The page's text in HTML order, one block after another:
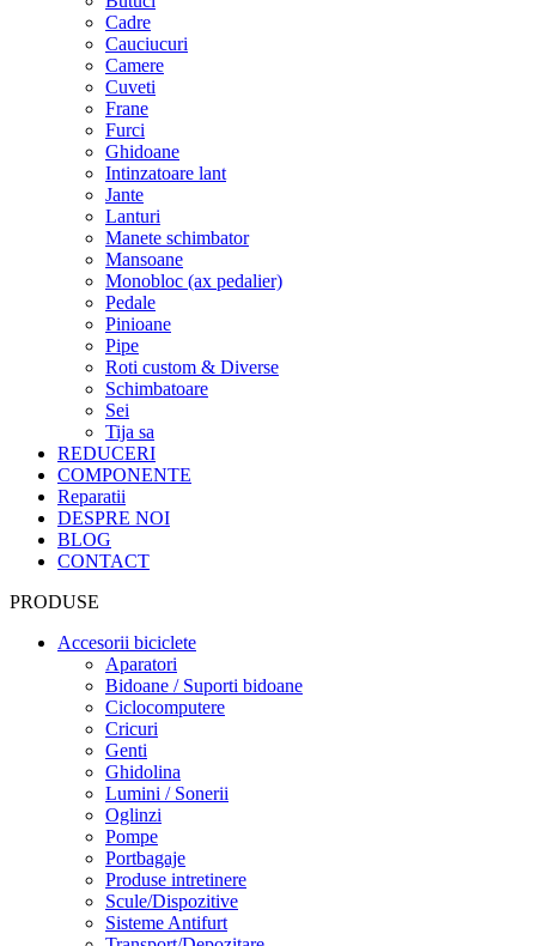
Cadre
Cauciucuri
Camere
Cuveti
Frane
Furci
Ghidoane
Intinzatoare lant
Jante
Lanturi
Manete schimbator
Mansoane
Monobloc (ax pedalier)
Pedale
Pinioane
Pipe
Roti custom & Diverse
Schimbatoare
Sei
Tija sa
REDUCERI
COMPONENTE
Reparatii
DESPRE NOI
BLOG
CONTACT
PRODUSE
Accesorii biciclete
Aparatori
Bidoane / Suporti bidoane
Ciclocomputere
Cricuri
Genti
Ghidolina
Lumini / Sonerii
Oglinzi
Pompe
Portbagaje
Produse intretinere
Scule/Dispozitive
Sisteme Antifurt